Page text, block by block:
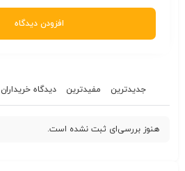
جدیدترین مفیدترین دیدگاه خریداران
هنوز بررسی‌ای ثبت نشده است.
افزودن دیدگاه